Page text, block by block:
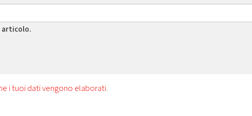
articolo.
i tuoi dati vengono elaborati.